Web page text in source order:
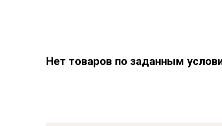
Нет товаров по заданным